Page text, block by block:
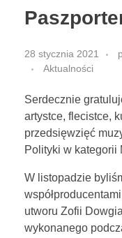
28 stycznia 2021
Aktualności
Serdecznie
artystce, flecistce,
przedsięwzięć
Polityki w kategorii
W listopadzie
utworu Zofii
wykonanego